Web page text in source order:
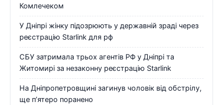
Комлечеком
У Дніпрі жінку підозрюють у державній зраді через
реєстрацію Starlink для рф
СБУ затримала трьох агентів РФ у Дніпрі та
Житомирі за незаконну реєстрацію Starlink
На Дніпропетровщині загинув чоловік від обстрілу,
ще п’ятеро поранено